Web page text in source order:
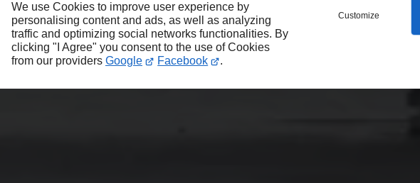
We use Cookies to improve user experience by
personalising content and ads, as well as analyzing
traffic and optimizing social networks functionalities. By
clicking "I Agree" you consent to the use of Cookies
from our providers Google Facebook .
Customize